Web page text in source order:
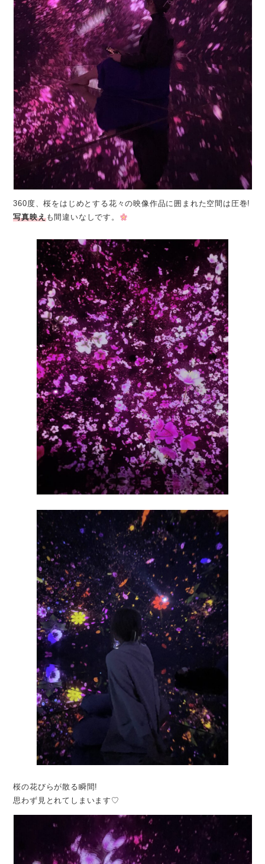
360度、桜をはじめとする花々の映像作品に囲まれた空間は圧巻!
写真映えも間違いなしです。
桜の花びらが散る瞬間!
思わず見とれてしまいます♡